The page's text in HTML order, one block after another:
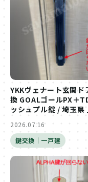
YKKヴェナート玄関ド
換 GOALゴールPX＋
ッシュプル錠 / 埼玉県
2026.07.16
鍵交換｜一戸建